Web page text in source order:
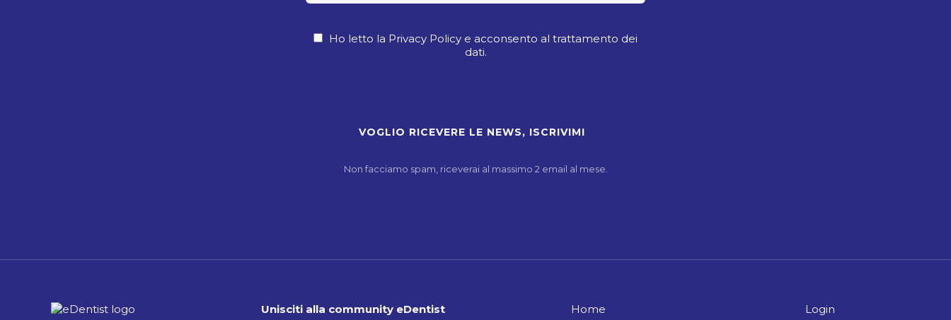
Ho letto la Privacy Policy e acconsento al trattamento dei
dati.
Non facciamo spam, riceverai al massimo 2 email al mese.
Unisciti alla community eDentist
Home
Login